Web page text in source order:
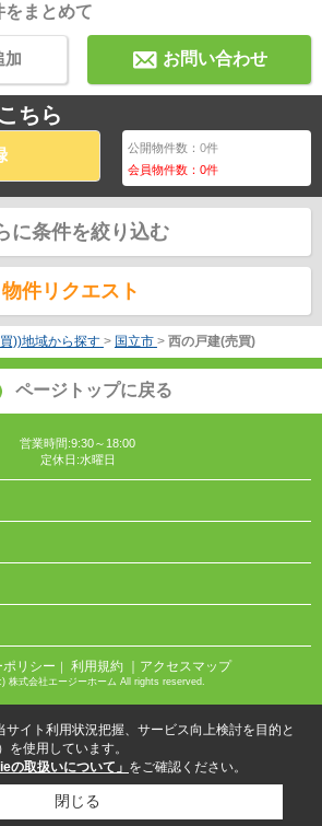
をまとめて
お問い合わせ
加
ちら
公開物件数：0件
会員物件数：0件
に条件を絞り込む
物件リクエスト
))地域から探す > 国立市 > 西の戸建(売買)
ページトップに戻る
営業時間:9:30～18:00
定休日:水曜日
リシー ｜ 利用規約 ｜アクセスマップ
株式会社エージーホーム All rights reserved.
サイト利用状況把握、サービス向上検討を目的と
を使用しています。
の取扱いについて」 をご確認ください。
閉じる